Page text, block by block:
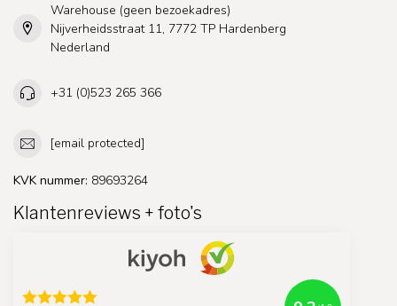
Warehouse (geen bezoekadres)
Nijverheidsstraat 11, 7772 TP Hardenberg
Nederland
+31 (0)523 265 366
[email protected]
KVK nummer: 89693264
Klantenreviews + foto's